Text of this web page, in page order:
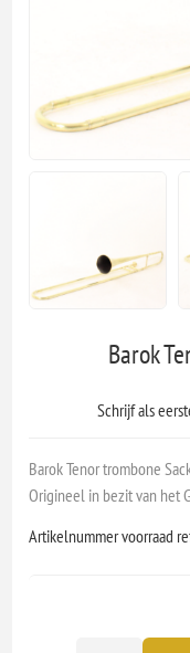
Barok
Schrijf als
Barok Tenor trombone
Origineel in bezit van het
Artikelnummer voorraad